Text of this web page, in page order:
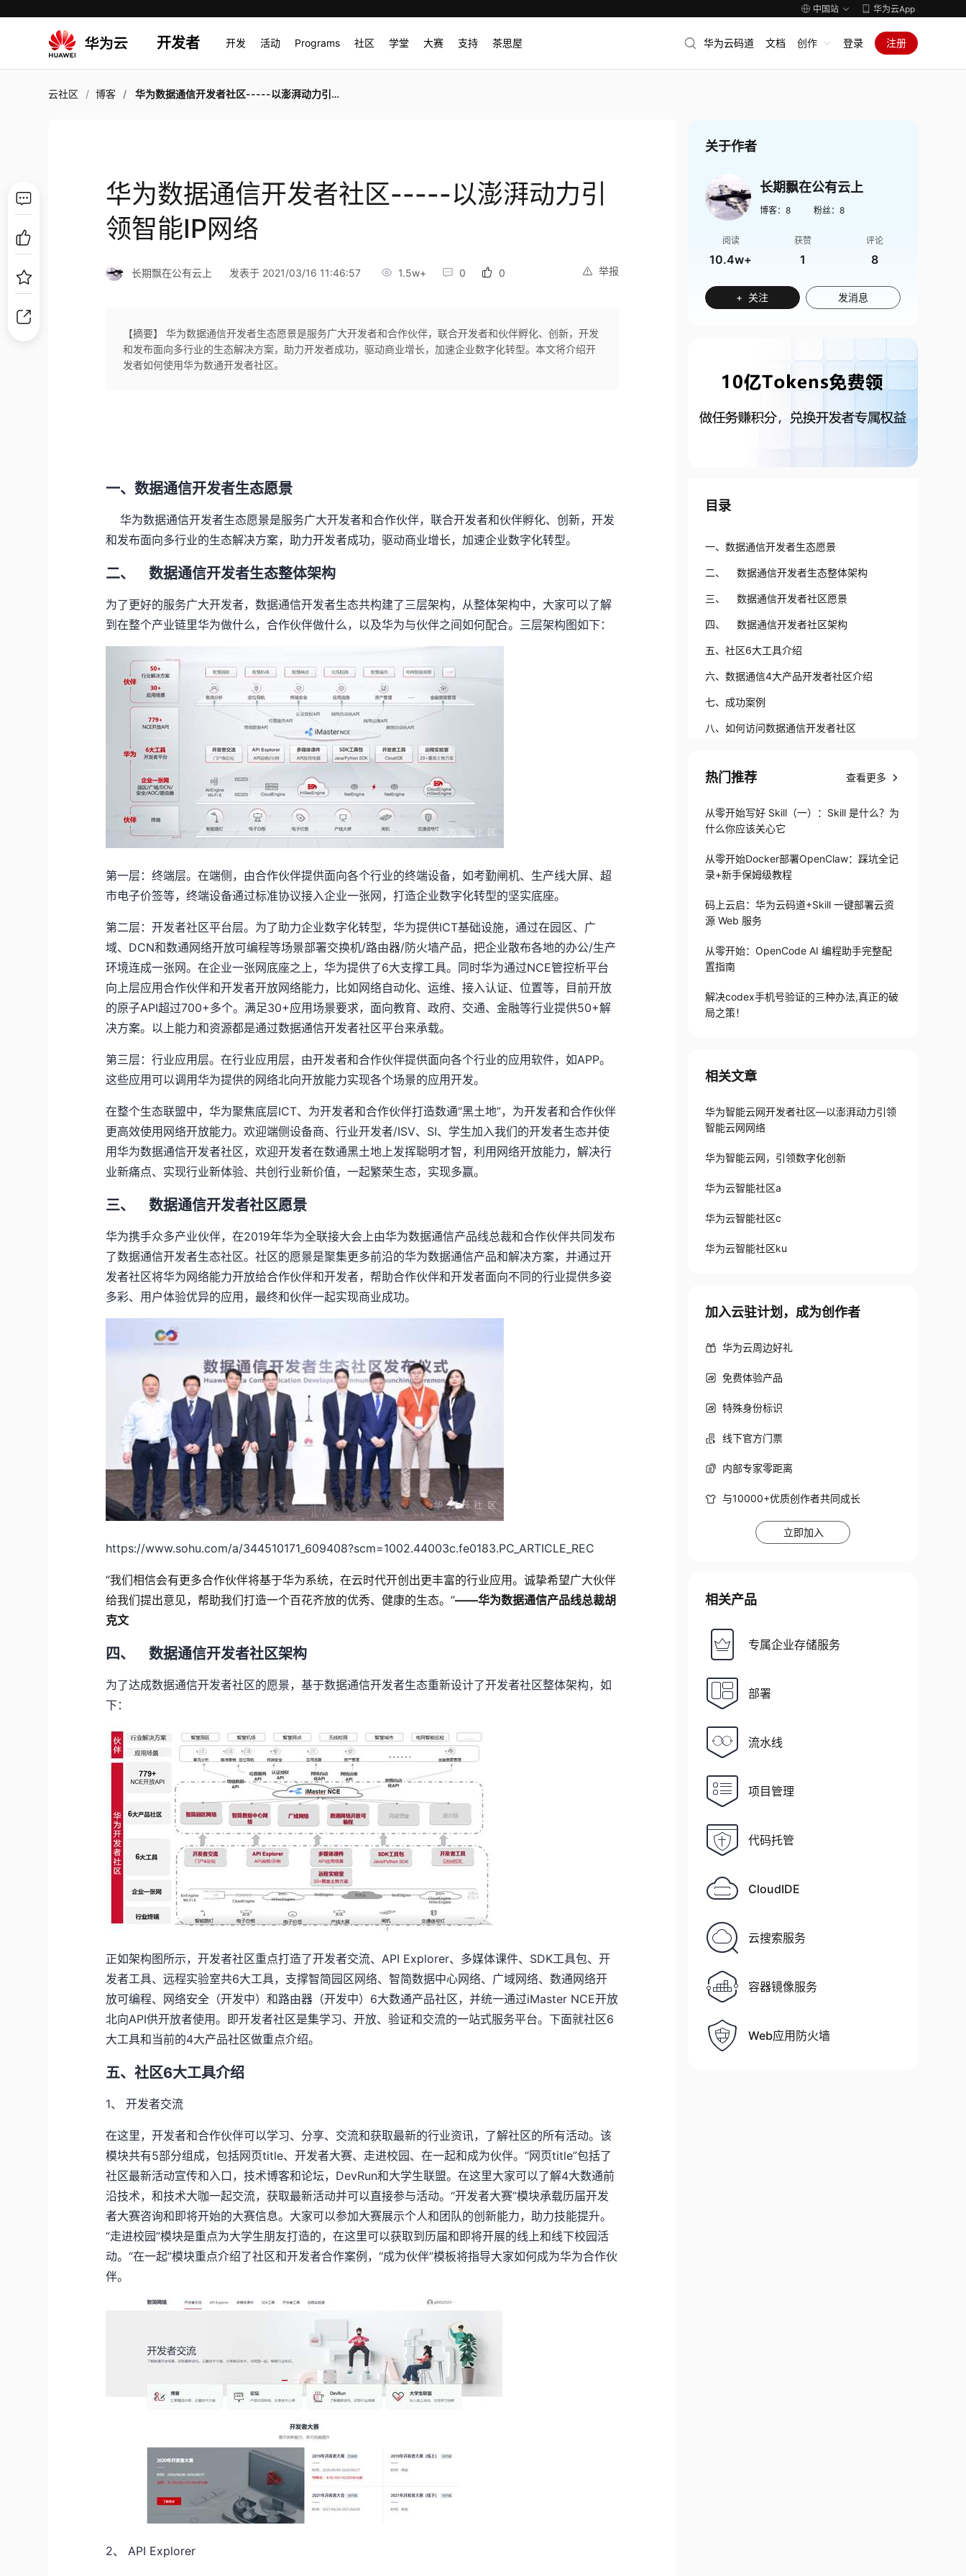
中国站 华为云App
开发者 开发 活动 Programs 社区 学堂 大赛 支持 茶思屋 华为云码道 文档 创作 登录 注册
云社区 博客 华为数据通信开发者社区-----以澎湃动力引领智能IP网络
华为数据通信开发者社区-----以澎湃动力引
领智能IP网络
举报
长期飘在公有云上 发表于 2021/03/16 11:46:57 1.5w+ 0 0
【摘要】 华为数据通信开发者生态愿景是服务广大开发者和合作伙伴，联合开发者和伙伴孵化、创新，开发
和发布面向多行业的生态解决方案，助力开发者成功，驱动商业增长，加速企业数字化转型。本文将介绍开
发者如何使用华为数通开发者社区。
一、数据通信开发者生态愿景
华为数据通信开发者生态愿景是服务广大开发者和合作伙伴，联合开发者和伙伴孵化、创新，开发
和发布面向多行业的生态解决方案，助力开发者成功，驱动商业增长，加速企业数字化转型。
二、数据通信开发者生态整体架构
为了更好的服务广大开发者，数据通信开发者生态共构建了三层架构，从整体架构中，大家可以了解
到在整个产业链里华为做什么，合作伙伴做什么，以及华为与伙伴之间如何配合。三层架构图如下：
第一层：终端层。在端侧，由合作伙伴提供面向各个行业的终端设备，如考勤闸机、生产线大屏、超
市电子价签等，终端设备通过标准协议接入企业一张网，打造企业数字化转型的坚实底座。
第二层：开发者社区平台层。为了助力企业数字化转型，华为提供ICT基础设施，通过在园区、广
域、DCN和数通网络开放可编程等场景部署交换机/路由器/防火墙产品，把企业散布各地的办公/生产
环境连成一张网。在企业一张网底座之上，华为提供了6大支撑工具。同时华为通过NCE管控析平台
向上层应用合作伙伴和开发者开放网络能力，比如网络自动化、运维、接入认证、位置等，目前开放
的原子API超过700+多个。满足30+应用场景要求，面向教育、政府、交通、金融等行业提供50+解
决方案。以上能力和资源都是通过数据通信开发者社区平台来承载。
第三层：行业应用层。在行业应用层，由开发者和合作伙伴提供面向各个行业的应用软件，如APP。
这些应用可以调用华为提供的网络北向开放能力实现各个场景的应用开发。
在整个生态联盟中，华为聚焦底层ICT、为开发者和合作伙伴打造数通“黑土地”，为开发者和合作伙伴
更高效使用网络开放能力。欢迎端侧设备商、行业开发者/ISV、SI、学生加入我们的开发者生态并使
用华为数据通信开发者社区，欢迎开发者在数通黑土地上发挥聪明才智，利用网络开放能力，解决行
业新痛点、实现行业新体验、共创行业新价值，一起繁荣生态，实现多赢。
三、数据通信开发者社区愿景
华为携手众多产业伙伴，在2019年华为全联接大会上由华为数据通信产品线总裁和合作伙伴共同发布
了数据通信开发者生态社区。社区的愿景是聚集更多前沿的华为数据通信产品和解决方案，并通过开
发者社区将华为网络能力开放给合作伙伴和开发者，帮助合作伙伴和开发者面向不同的行业提供多姿
多彩、用户体验优异的应用，最终和伙伴一起实现商业成功。
https://www.sohu.com/a/344510171_609408?scm=1002.44003c.fe0183.PC_ARTICLE_REC
“我们相信会有更多合作伙伴将基于华为系统，在云时代开创出更丰富的行业应用。诚挚希望广大伙伴
给我们提出意见，帮助我们打造一个百花齐放的优秀、健康的生态。”——华为数据通信产品线总裁胡
克文
四、数据通信开发者社区架构
为了达成数据通信开发者社区的愿景，基于数据通信开发者生态重新设计了开发者社区整体架构，如
下：
正如架构图所示，开发者社区重点打造了开发者交流、API Explorer、多媒体课件、SDK工具包、开
发者工具、远程实验室共6大工具，支撑智简园区网络、智简数据中心网络、广域网络、数通网络开
放可编程、网络安全（开发中）和路由器（开发中）6大数通产品社区，并统一通过iMaster NCE开放
北向API供开放者使用。即开发者社区是集学习、开放、验证和交流的一站式服务平台。下面就社区6
大工具和当前的4大产品社区做重点介绍。
五、社区6大工具介绍
1、开发者交流
在这里，开发者和合作伙伴可以学习、分享、交流和获取最新的行业资讯，了解社区的所有活动。该
模块共有5部分组成，包括网页title、开发者大赛、走进校园、在一起和成为伙伴。“网页title”包括了
社区最新活动宣传和入口，技术博客和论坛，DevRun和大学生联盟。在这里大家可以了解4大数通前
沿技术，和技术大咖一起交流，获取最新活动并可以直接参与活动。“开发者大赛”模块承载历届开发
者大赛咨询和即将开始的大赛信息。大家可以参加大赛展示个人和团队的创新能力，助力技能提升。
“走进校园”模块是重点为大学生朋友打造的，在这里可以获取到历届和即将开展的线上和线下校园活
动。“在一起”模块重点介绍了社区和开发者合作案例，“成为伙伴”模板将指导大家如何成为华为合作伙
伴。
2、API Explorer
关于作者
长期飘在公有云上
博客： 8 粉丝： 8
阅读
10.4w+
获赞
1
评论
8
+ 关注 发消息
目录
一、数据通信开发者生态愿景
二、 数据通信开发者生态整体架构
三、 数据通信开发者社区愿景
四、 数据通信开发者社区架构
五、社区6大工具介绍
六、数据通信4大产品开发者社区介绍
七、成功案例
八、如何访问数据通信开发者社区
热门推荐 查看更多
从零开始写好 Skill（一）：Skill 是什么？为
什么你应该关心它
从零开始Docker部署OpenClaw：踩坑全记
录+新手保姆级教程
码上云启：华为云码道+Skill 一键部署云资
源 Web 服务
从零开始：OpenCode AI 编程助手完整配
置指南
解决codex手机号验证的三种办法,真正的破
局之策！
相关文章
华为智能云网开发者社区—以澎湃动力引领
智能云网网络
华为智能云网，引领数字化创新
华为云智能社区a
华为云智能社区c
华为云智能社区ku
加入云驻计划，成为创作者
华为云周边好礼
免费体验产品
特殊身份标识
线下官方门票
内部专家零距离
与10000+优质创作者共同成长
立即加入
相关产品
专属企业存储服务
部署
流水线
项目管理
代码托管
CloudIDE
云搜索服务
容器镜像服务
Web应用防火墙